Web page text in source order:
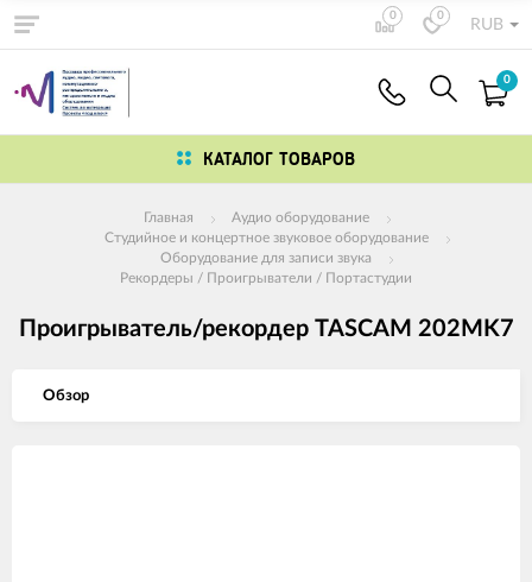
0 0
RUB
0
КАТАЛОГ ТОВАРОВ
Главная
Аудио оборудование
Студийное и концертное звуковое оборудование
Оборудование для записи звука
Рекордеры / Проигрыватели / Портастудии
Проигрыватель/рекордер TASCAM 202MK7
Обзор